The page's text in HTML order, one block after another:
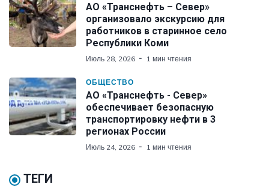
АО «Транснефть – Север»
организовало экскурсию для
работников в старинное село
Республики Коми
Июль 28, 2026 1 мин чтения
ОБЩЕСТВО
АО «Транснефть - Север»
обеспечивает безопасную
транспортировку нефти в 3
регионах России
Июль 24, 2026 1 мин чтения
ТЕГИ